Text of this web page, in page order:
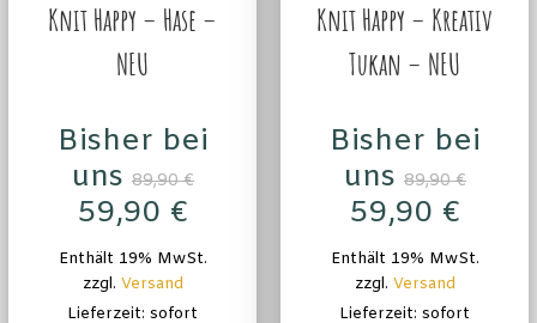
Knit Happy – Hase –
NEU
Bisher bei
uns 89,90€
59,90 €
Enthält 19% MwSt.
zzgl. Versand
Lieferzeit: sofort
Knit Happy – Kreativ
Tukan – NEU
Bisher bei
uns 89,90€
59,90 €
Enthält 19% MwSt.
zzgl. Versand
Lieferzeit: sofort